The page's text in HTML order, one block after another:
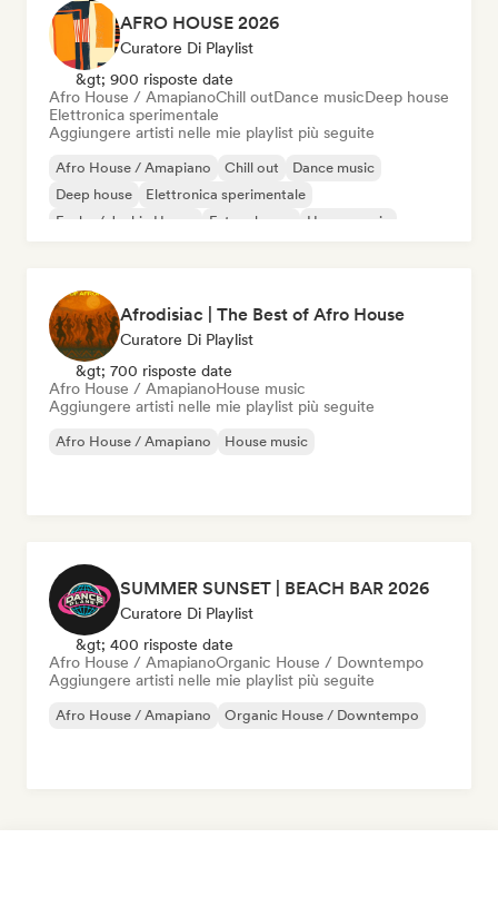
AFRO HOUSE 2026
Curatore Di Playlist
&gt; 900 risposte date
Afro House / AmapianoChill outDance musicDeep house
Elettronica sperimentale
Aggiungere artisti nelle mie playlist più seguite
Afro House / Amapiano Chill out
Dance music
Deep house
Elettronica sperimentale
Funky / Jackin House
Future house House music
Afrodisiac | The Best of Afro House
Curatore Di Playlist
&gt; 700 risposte date
Afro House / AmapianoHouse music
Aggiungere artisti nelle mie playlist più seguite
Afro House / Amapiano House music
SUMMER SUNSET | BEACH BAR 2026
Curatore Di Playlist
&gt; 400 risposte date
Afro House / AmapianoOrganic House / Downtempo
Aggiungere artisti nelle mie playlist più seguite
Afro House / Amapiano Organic House / Downtempo